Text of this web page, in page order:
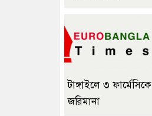
টাঙ্গাইলে ৩ ফার্মেসিকে
জরিমানা